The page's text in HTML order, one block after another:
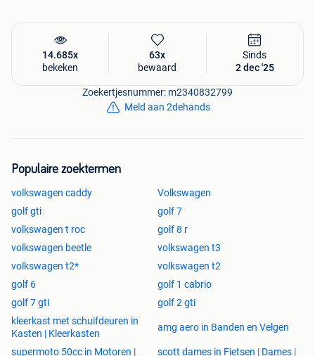
14.685x
bekeken
63x
bewaard
Sinds
2 dec '25
Zoekertjesnummer: m2340832799
Meld aan 2dehands
Populaire zoektermen
volkswagen caddy
Volkswagen
golf gti
golf 7
volkswagen t roc
golf 8 r
volkswagen beetle
volkswagen t3
volkswagen t2*
volkswagen t2
golf 6
golf 1 cabrio
golf 7 gti
golf 2 gti
kleerkast met schuifdeuren in
Kasten | Kleerkasten
amg aero in Banden en Velgen
supermoto 50cc in Motoren |
scott dames in Fietsen | Dames |